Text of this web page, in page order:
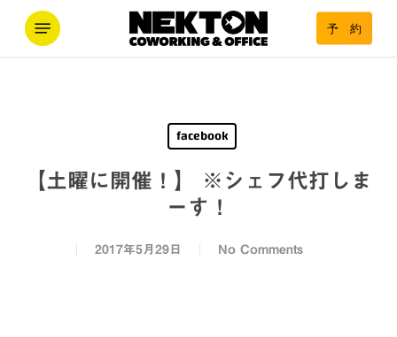
予 約
Menu
facebook
【土曜に開催！】 ※シェフ代打しま
ーす！
2017年5月29日 No Comments